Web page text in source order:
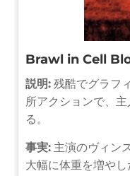
Brawl in Cell
説明: 残酷でグラフ
所アクションで、
る。
事実: 主演のヴィン
大幅に体重を増やし